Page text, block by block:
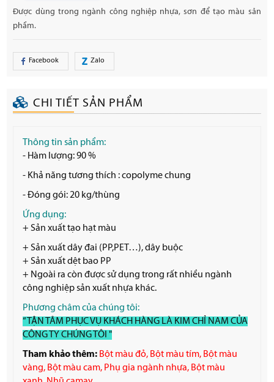
Được dùng trong ngành công nghiệp nhựa, sơn để tạo màu sản
phẩm.
Facebook Zalo
CHI TIẾT SẢN PHẨM
Thông tin sản phẩm:
- Hàm lượng: 90 %
- Khả năng tương thích : copolyme chung
- Đóng gói: 20 kg/thùng
Ứng dụng:
+ Sản xuất tạo hạt màu
+ Sản xuất dây đai (PP,PET…), dây buộc
+ Sản xuất dệt bao PP
+ Ngoài ra còn được sử dụng trong rất nhiều ngành
công nghiệp sản xuất nhựa khác.
Phương châm của chúng tôi:
“TẬN TÂM PHỤC VỤ KHÁCH HÀNG LÀ KIM CHỈ NAM CỦA
CÔNG TY CHÚNG TÔI "
Tham khảo thêm: Bột màu đỏ, Bột màu tím, Bột màu
vàng, Bột màu cam, Phụ gia ngành nhựa, Bột màu